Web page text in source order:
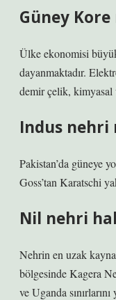
Güney
Ülke ekonomisi
dayanmaktadır.
demir çelik, kimyasal
Indus nehri
Pakistan’da güneye
Goss’tan Karatschi
Nil nehri
Nehrin en uzak
bölgesinde Kagera
ve Uganda